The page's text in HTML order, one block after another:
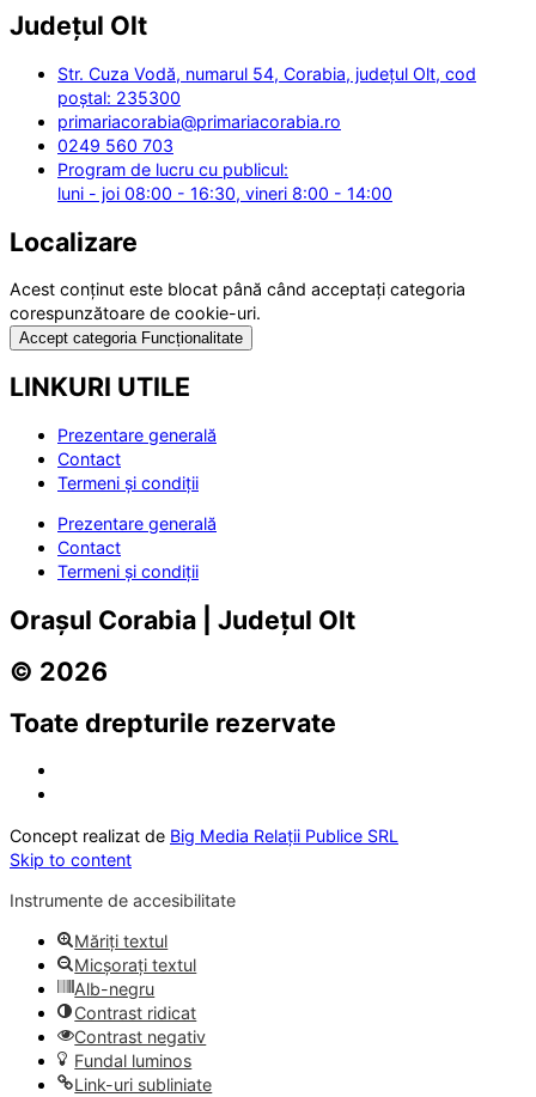
Județul Olt
Str. Cuza Vodă, numarul 54, Corabia, județul Olt, cod
poștal: 235300
primariacorabia@primariacorabia.ro
0249 560 703
Program de lucru cu publicul:
luni - joi 08:00 - 16:30, vineri 8:00 - 14:00
Localizare
Acest conținut este blocat până când acceptați categoria
corespunzătoare de cookie-uri.
Accept categoria Funcționalitate
LINKURI UTILE
Prezentare generală
Contact
Termeni și condiții
Prezentare generală
Contact
Termeni și condiții
Orașul Corabia | Județul Olt
© 2026
Toate drepturile rezervate
Concept realizat de Big Media Relații Publice SRL
Skip to content
Instrumente de accesibilitate
Măriți textul
Micșorați textul
Alb-negru
Contrast ridicat
Contrast negativ
Fundal luminos
Link-uri subliniate